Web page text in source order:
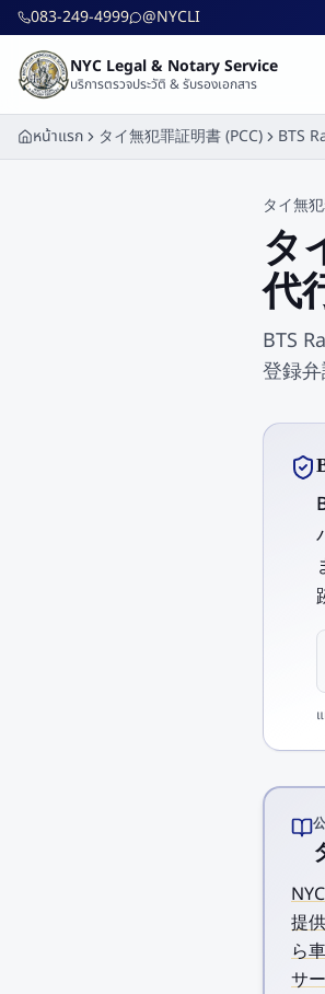
ข้ามไปยังเนื้อหาหลัก
083-249-4999 @NYCLI
NYC Legal & Notary Service
บริการตรวจประวัติ & รับรองเอกสาร
หน้าแรก タイ無犯罪証明書 (PCC) BTS
タイ無
タ
代
BTS
登録
提
ら
サ